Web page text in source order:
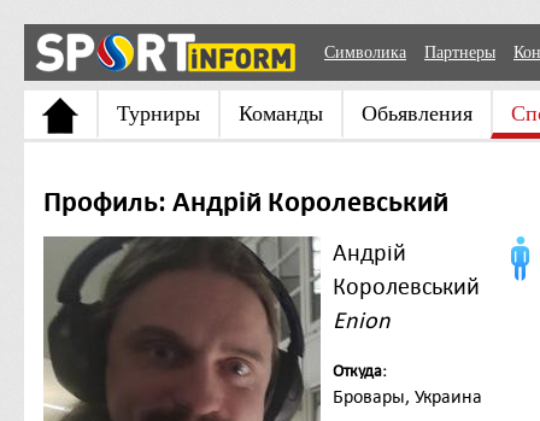
Символика Партнеры
Турниры Команды Обьявления
Профиль: Андрій Королевський
Андрій
Королевський
Enion
Откуда:
Бровары, Украина